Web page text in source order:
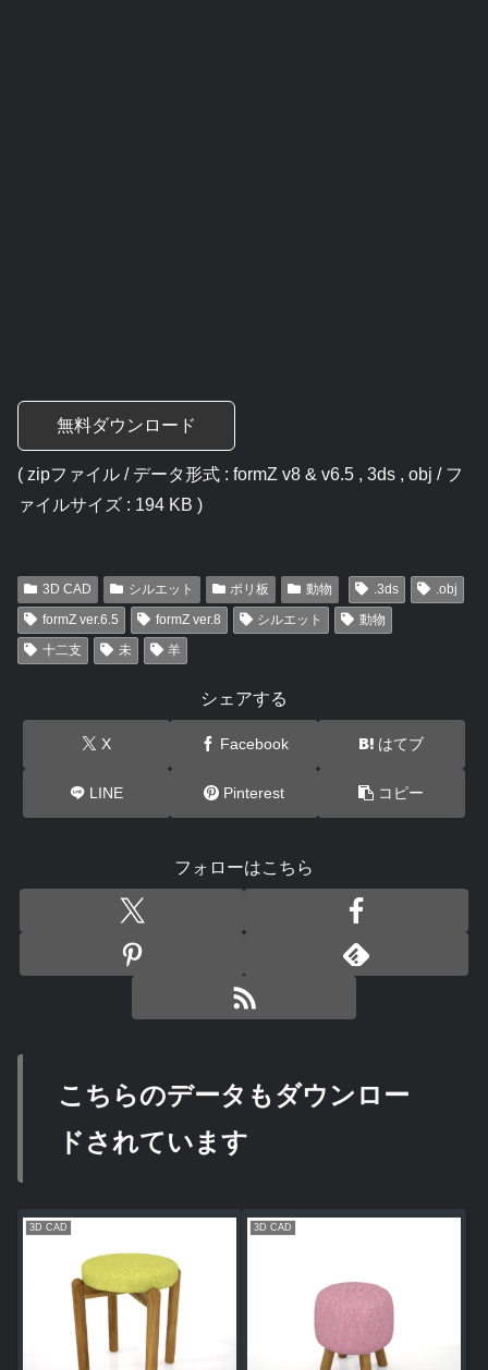
無料ダウンロード
( zipファイル / データ形式 : formZ v8 & v6.5 , 3ds , obj / フ
ァイルサイズ : 194 KB )
3D CAD シルエット ポリ板 動物 .3ds
.obj
formZ ver.6.5
formZ ver.8 シルエット
動物
十二支
未 羊
シェアする
X Facebook はてブ
LINE Pinterest コピー
フォローはこちら
こちらのデータもダウンロー
ドされています
3D CAD 3D CAD